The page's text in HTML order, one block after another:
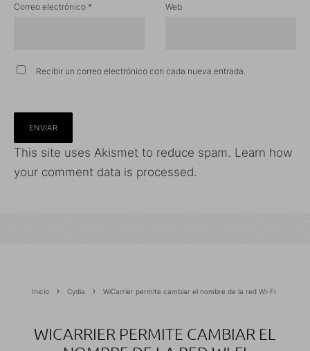
Correo electrónico * Web
Recibir un correo electrónico con cada nueva entrada.
This site uses Akismet to reduce spam. Learn how
your comment data is processed.
Inicio Cydia WiCarrier permite cambiar el nombre de la red Wi-Fi
WICARRIER PERMITE CAMBIAR EL